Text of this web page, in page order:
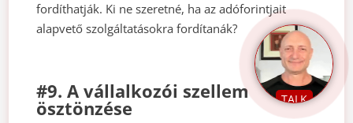
fordíthatják. Ki ne szeretné, ha az adóforintjait
alapvető szolgáltatásokra fordítanák?
#9. A vállalkozói szellem
ösztönzése TALK